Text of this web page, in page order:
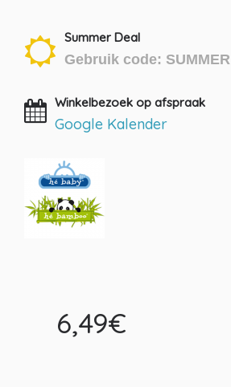
Summer Deal
Gebruik code: SUMMER
Winkelbezoek op afspraak
Google Kalender
6,49€